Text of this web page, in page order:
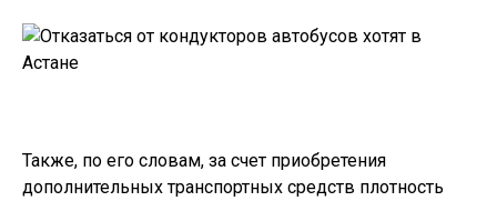
Также, по его словам, за счет приобретения
дополнительных транспортных средств плотность